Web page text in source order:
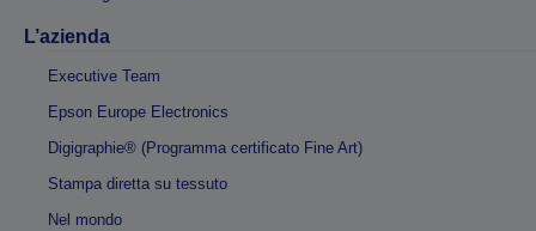
L’azienda
Executive Team
Epson Europe Electronics
Digigraphie® (Programma certificato Fine Art)
Stampa diretta su tessuto
Nel mondo